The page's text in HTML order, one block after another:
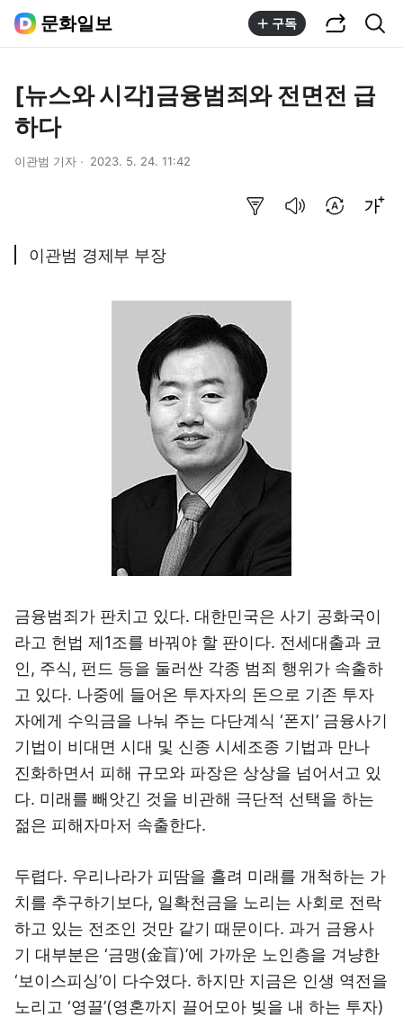
문화일보 구독
[뉴스와 시각]금융범죄와 전면전 급
하다
이관범 기자 2023. 5. 24. 11:42
이관범 경제부 부장
금융범죄가 판치고 있다. 대한민국은 사기 공화국이
라고 헌법 제1조를 바꿔야 할 판이다. 전세대출과 코
인, 주식, 펀드 등을 둘러싼 각종 범죄 행위가 속출하
고 있다. 나중에 들어온 투자자의 돈으로 기존 투자
자에게 수익금을 나눠 주는 다단계식 ‘폰지’ 금융사기
기법이 비대면 시대 및 신종 시세조종 기법과 만나
진화하면서 피해 규모와 파장은 상상을 넘어서고 있
다. 미래를 빼앗긴 것을 비관해 극단적 선택을 하는
젊은 피해자마저 속출한다.
두렵다. 우리나라가 피땀을 흘려 미래를 개척하는 가
치를 추구하기보다, 일확천금을 노리는 사회로 전락
하고 있는 전조인 것만 같기 때문이다. 과거 금융사
기 대부분은 ‘금맹(金盲)’에 가까운 노인층을 겨냥한
‘보이스피싱’이 다수였다. 하지만 지금은 인생 역전을
노리고 ‘영끌’(영혼까지 끌어모아 빚을 내 하는 투자)